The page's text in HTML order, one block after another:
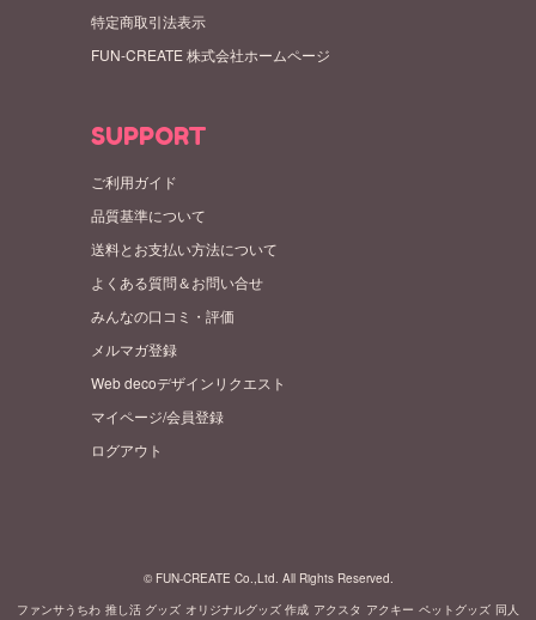
特定商取引法表示
FUN-CREATE 株式会社ホームページ
SUPPORT
ご利用ガイド
品質基準について
送料とお支払い方法について
よくある質問＆お問い合せ
みんなの口コミ・評価
メルマガ登録
Web decoデザインリクエスト
マイページ/会員登録
ログアウト
© FUN-CREATE Co.,Ltd. All Rights Reserved.
ファンサうちわ 推し活 グッズ オリジナルグッズ 作成 アクスタ アクキー ペットグッズ 同人